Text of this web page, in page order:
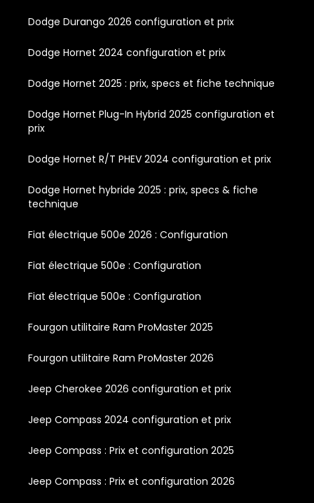
Dodge Durango 2026 configuration et prix
Dodge Hornet 2024 configuration et prix
Dodge Hornet 2025 : prix, specs et fiche technique
Dodge Hornet Plug-In Hybrid 2025 configuration et
prix
Dodge Hornet R/T PHEV 2024 configuration et prix
Dodge Hornet hybride 2025 : prix, specs & fiche
technique
Fiat électrique 500e 2026 : Configuration
Fiat électrique 500e : Configuration
Fiat électrique 500e : Configuration
Fourgon utilitaire Ram ProMaster 2025
Fourgon utilitaire Ram ProMaster 2026
Jeep Cherokee 2026 configuration et prix
Jeep Compass 2024 configuration et prix
Jeep Compass : Prix et configuration 2025
Jeep Compass : Prix et configuration 2026